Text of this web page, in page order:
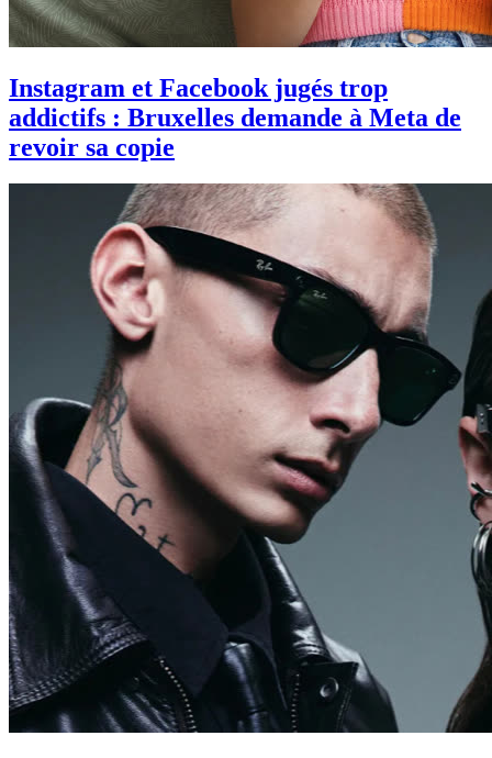
Instagram et Facebook jugés trop
addictifs : Bruxelles demande à Meta de
revoir sa copie